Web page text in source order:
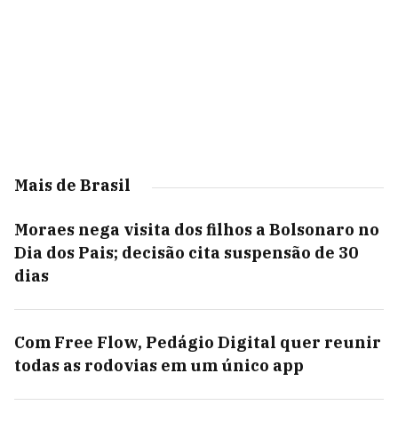
Mais de Brasil
Moraes nega visita dos filhos a Bolsonaro no
Dia dos Pais; decisão cita suspensão de 30
dias
Com Free Flow, Pedágio Digital quer reunir
todas as rodovias em um único app